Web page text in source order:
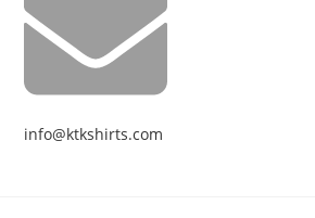
info@ktkshirts.com